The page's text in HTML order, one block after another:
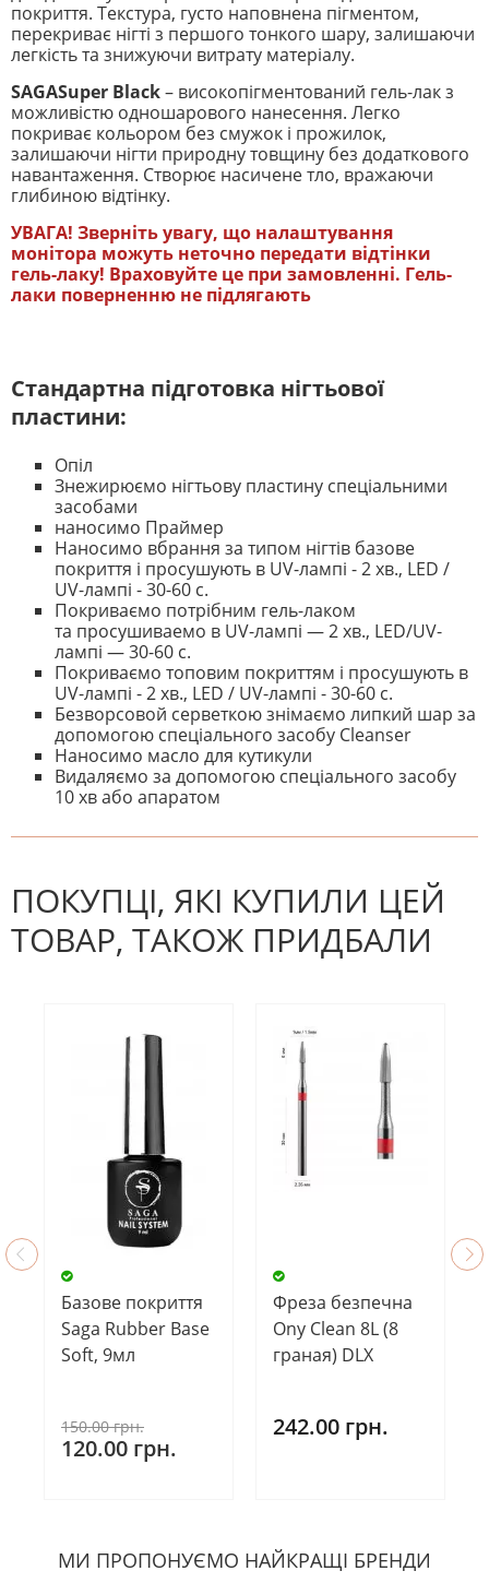
покриття. Текстура, густо наповнена пігментом,
перекриває нігті з першого тонкого шару, залишаючи
легкість та знижуючи витрату матеріалу.
SAGASuper Black– високопігментований гель-лак з
можливістю одношарового нанесення. Легко
покриває кольором без смужок і прожилок,
залишаючи нігти природну товщину без додаткового
навантаження. Створює насичене тло, вражаючи
глибиною відтінку.
УВАГА! Зверніть увагу, що налаштування
монітора можуть неточно передати відтінки
гель-лаку! Враховуйте це при замовленні. Гель-
лаки поверненню не підлягають
Стандартна підготовка нігтьової
пластини:
Опіл
Знежирюємо нігтьову пластину спеціальними
засобами
наносимо Праймер
Наносимо вбрання за типом нігтів базове
покриття і просушують в UV-лампі - 2 хв., LED /
UV-лампі - 30-60 с.
Покриваємо потрібним гель-лаком
та просушиваемо в UV-лампі — 2 хв., LED/UV-
лампі — 30-60 с.
Покриваємо топовим покриттям і просушують в
UV-лампі - 2 хв., LED / UV-лампі - 30-60 с.
Безворсовой серветкою знімаємо липкий шар за
допомогою спеціального засобу Cleanser
Наносимо масло для кутикули
Видаляємо за допомогою спеціального засобу
10 хв або апаратом
На даний час немає відгуків. Ви
ПОКУПЦІ, ЯКІ КУПИЛИ ЦЕЙ
ТОВАР, ТАКОЖ ПРИДБАЛИ
Базове покриття
Saga Rubber Base
Soft, 9мл
150.00 грн.
120.00 грн.
Фреза безпечна
Ony Clean 8L (8
граная) DLX
242.00 грн.
МИ ПРОПОНУЄМО НАЙКРАЩІ БРЕНДИ